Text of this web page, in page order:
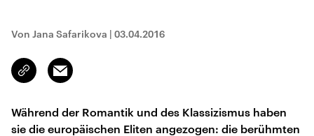
Von Jana Safarikova | 03.04.2016
Link
kopieren/teilen
Email
Während der Romantik und des Klassizismus haben
sie die europäischen Eliten angezogen: die berühmten